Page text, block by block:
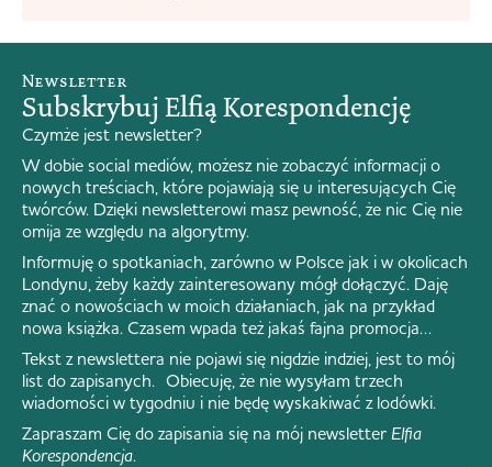
Newsletter
Subskrybuj Elfią Korespondencję
Czymże jest newsletter?
W dobie social mediów, możesz nie zobaczyć informacji o
nowych treściach, które pojawiają się u interesujących Cię
twórców. Dzięki newsletterowi masz pewność, że nic Cię nie
omija ze względu na algorytmy.
Informuję o spotkaniach, zarówno w Polsce jak i w okolicach
Londynu, żeby każdy zainteresowany mógł dołączyć. Daję
znać o nowościach w moich działaniach, jak na przykład
nowa książka. Czasem wpada też jakaś fajna promocja…
Tekst z newslettera nie pojawi się nigdzie indziej, jest to mój
list do zapisanych. Obiecuję, że nie wysyłam trzech
wiadomości w tygodniu i nie będę wyskakiwać z lodówki.
Zapraszam Cię do zapisania się na mój newsletter Elfia
Korespondencja.